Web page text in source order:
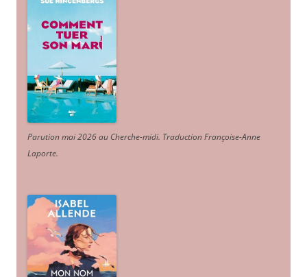
Parution mai 2026 au Cherche-midi. Traduction Françoise-Anne
Laporte.